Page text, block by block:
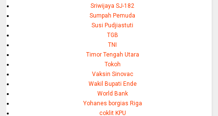
Sriwijaya SJ-182
Sumpah Pemuda
Susi Pudjiastuti
TGB
TNI
Timor Tengah Utara
Tokoh
Vaksin Sinovac
Wakil Bupati Ende
World Bank
Yohanes borgias Riga
coklit KPU